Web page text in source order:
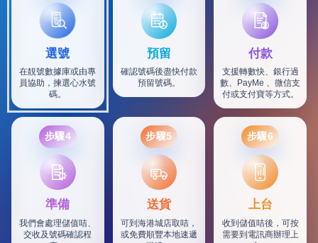
位置分類
包含數字
次數分類
生日分類
清除全部分類
搜尋
選號
在靚號數據庫或由專
員協助，揀選心水號
碼。
預留
確認號碼後盡快付款
預留號碼。
付款
支援轉數快、銀行過
數、PayMe 、微信支
付或支付寶等方式。
步驟4
準備
我們會處理儲值咭、
交收及號碼確認程
步驟5
SF
送貨
可到海港城店取咭，
或免費順豐本地速遞
步驟6
上台
收到儲值咭後，可按
需要到電訊商辦理上